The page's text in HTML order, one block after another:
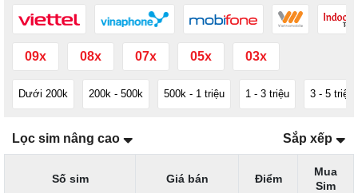
09x 08x 07x 05x 03x
Dưới 200k 200k - 500k 500k - 1 triệu 1 - 3 triệu 3 - 5 triệu
Lọc sim nâng cao Sắp xếp
Số sim Giá bán Điểm
Mua
Sim